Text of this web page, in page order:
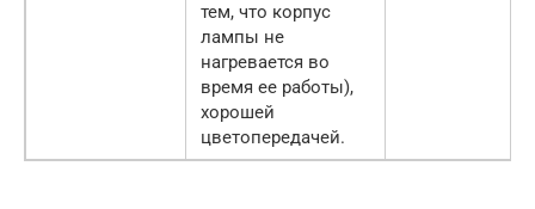
тем, что корпус
лампы не
нагревается во
время ее работы),
хорошей
цветопередачей.